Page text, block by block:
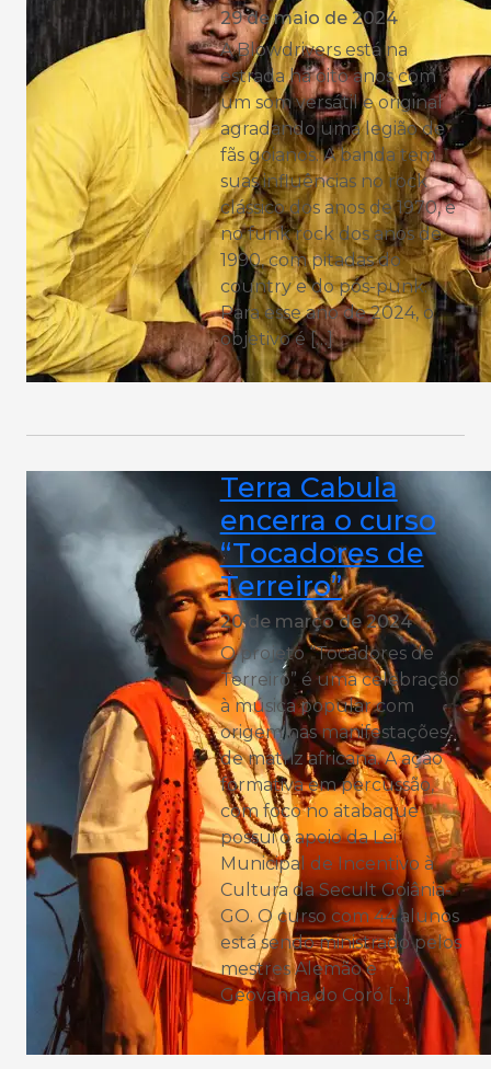
29 de maio de 2024
A Blowdrivers está na
estrada há oito anos com
um som versátil e original
agradando uma legião de
fãs goianos. A banda tem
suas influências no rock
clássico dos anos de 1970, e
no funk rock dos anos de
1990, com pitadas do
country e do pós-punk.
Para esse ano de 2024, o
objetivo é […]
Terra Cabula
encerra o curso
“Tocadores de
Terreiro”
20 de março de 2024
O projeto “Tocadores de
Terreiro” é uma celebração
à música popular com
origem nas manifestações
de matriz africana. A ação
formativa em percussão,
com foco no atabaque
possui o apoio da Lei
Municipal de Incentivo à
Cultura da Secult Goiânia-
GO. O curso com 44 alunos
está sendo ministrado pelos
mestres Alemão e
Geovanna do Coró […]